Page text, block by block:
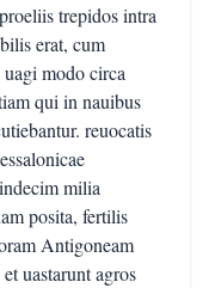
trepidos intra
erat, cum
modo circa
qui in nauibus
reuocatis
milia
posita, fertilis
Antigoneam
uastarunt agros